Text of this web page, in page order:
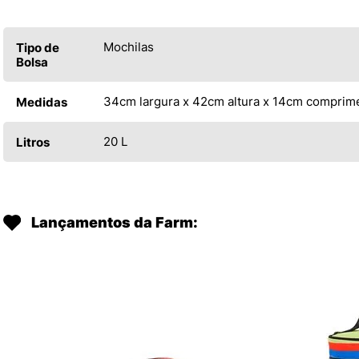
Tipo de
Bolsa
Mochilas
Medidas 34cm largura x 42cm altura x 14cm
Litros 20 L
Lançamentos da Farm: